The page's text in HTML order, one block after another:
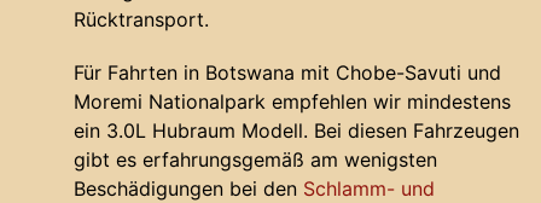
Rücktransport.
Für Fahrten in Botswana mit Chobe-Savuti und
Moremi Nationalpark empfehlen wir mindestens
ein 3.0L Hubraum Modell. Bei diesen Fahrzeugen
gibt es erfahrungsgemäß am wenigsten
Beschädigungen bei den Schlamm- und